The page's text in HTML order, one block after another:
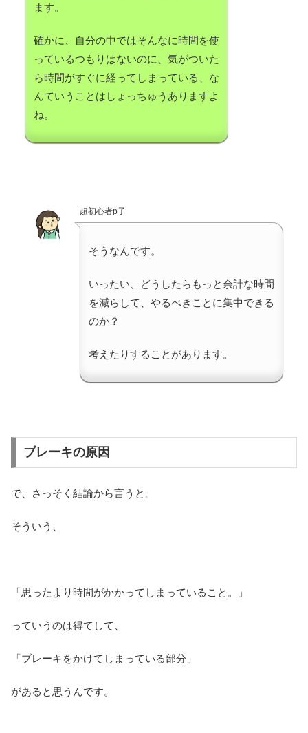
ます。
確かに、自分の中ではそんなに時間を使
っているつもりはないのに、気がついた
ら時間がすぐに経ってしまっている、な
んていうことはしょっちゅうありますよ
ね。
超初心者p子
そうなんです。
いったい、どうしたらもっと余計な時間
を減らして、やるべきことに集中できる
のか？
考えたりすることがあります。
ブレーキの原因
で、さっそく結論から言うと。
そういう、
「思ったより時間がかかってしまっていること。」
っていうのは得てして、
「ブレーキをかけてしまっている部分」
があると思うんです。